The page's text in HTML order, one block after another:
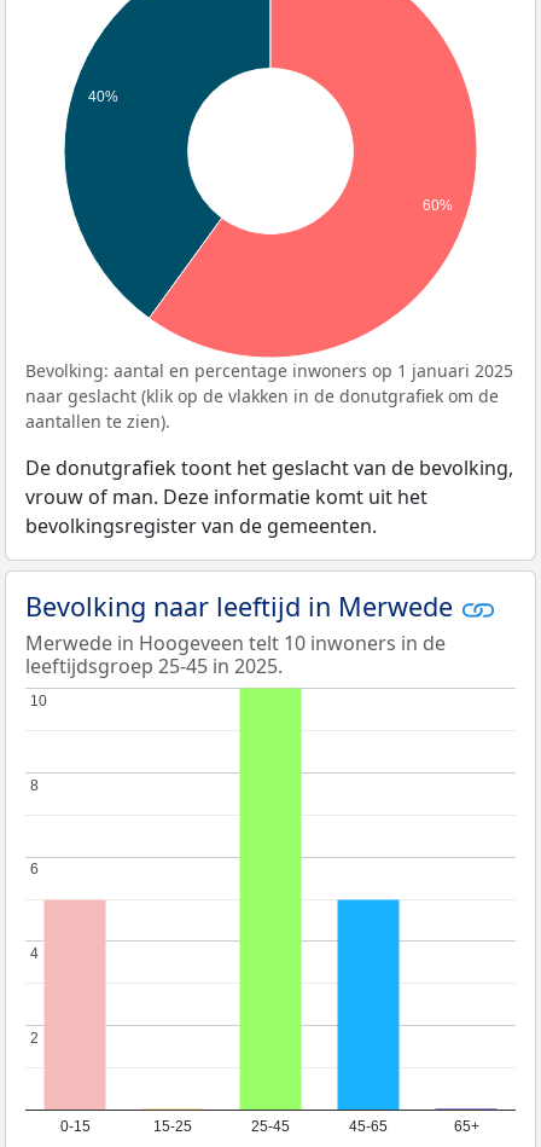
40%
60%
Bevolking: aantal en percentage inwoners op 1 januari 2025
naar geslacht (klik op de vlakken in de donutgrafiek om de
aantallen te zien).
De donutgrafiek toont het geslacht van de bevolking,
vrouw of man. Deze informatie komt uit het
bevolkingsregister van de gemeenten.
Bevolking naar leeftijd in Merwede
Merwede in Hoogeveen telt 10 inwoners in de
leeftijdsgroep 25-45 in 2025.
0-15 15-25 25-45 45-65 65+
2
2
4
4
6
6
8
8
10
10